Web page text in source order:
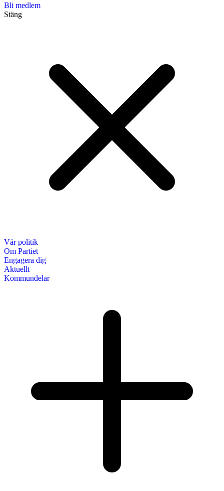
Bli medlem
Stäng
Vår politik
Om Partiet
Engagera dig
Aktuellt
Kommundelar